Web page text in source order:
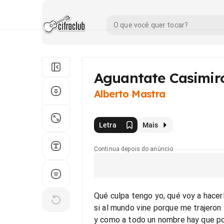
Aguantate
Alberto Mastra
Letra Mais
Continua depois do anúncio
Qué culpa tengo yo, qué voy a
si al mundo vine porque me trajeron
y como a todo un nombre hay que